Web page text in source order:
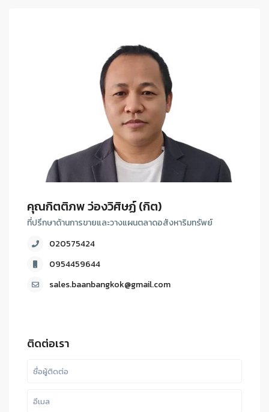
คุณกิตติภพ ว่องวิศิษฏ์ (กิต)
ที่ปรึกษาด้านการขายและวางแผนตลาดอสังหาริมทรัพย์
020575424
0954459644
sales.baanbangkok@gmail.com
ติดต่อเรา